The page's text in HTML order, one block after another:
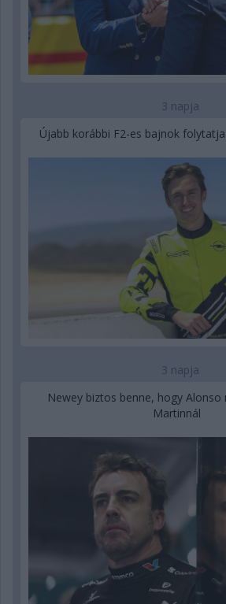
3 napja
Újabb korábbi F2-es bajnok
3 napja
Newey biztos benne, hogy Alonso
Martinnál